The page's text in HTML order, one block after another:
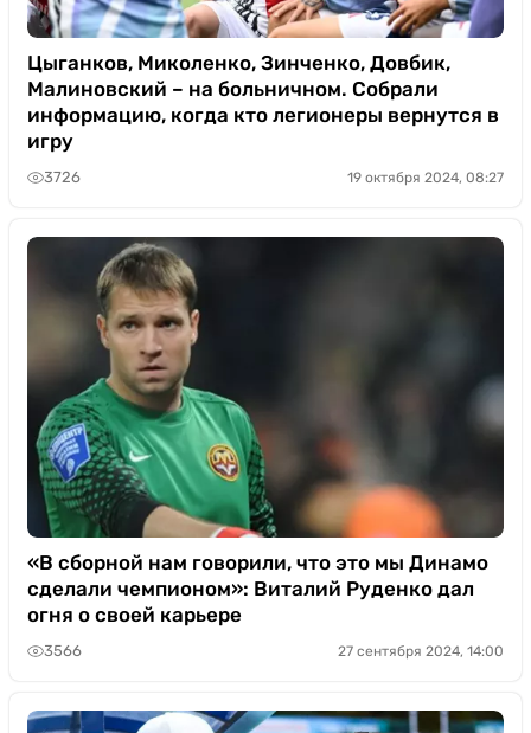
Цыганков, Миколенко, Зинченко, Довбик,
Малиновский – на больничном. Собрали
информацию, когда кто легионеры вернутся в
игру
3726 19 октября 2024, 08:27
«В сборной нам говорили, что это мы Динамо
сделали чемпионом»: Виталий Руденко дал
огня о своей карьере
3566 27 сентября 2024, 14:00